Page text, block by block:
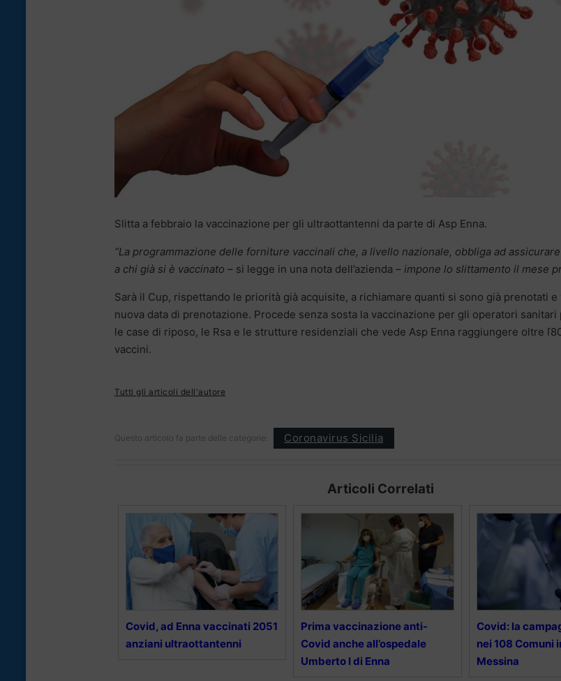
Slitta a febbraio la vaccinazione per gli ultraottantenni da parte di Asp Enna.
“La programmazione delle forniture vaccinali che, a livello nazionale, obbliga ad
a chi già si è vaccinato – si legge in una nota dell’azienda – impone lo slittamento il mese
Sarà il Cup, rispettando le priorità già acquisite, a richiamare quanti si sono già prenotati e
nuova data di prenotazione. Procede senza sosta la vaccinazione per gli operatori
le case di riposo, le Rsa e le strutture residenziali che vede Asp Enna raggiungere oltre
vaccini.
Tutti gli articoli dell'autore
Questo articolo fa parte delle categorie: Coronavirus Sicilia
Articoli Correlati
Covid, ad Enna vaccinati 2051
anziani ultraottantenni
Prima vaccinazione anti-
Covid anche all’ospedale
Umberto I di Enna
Covid: la
nei 108 Comuni
Messina